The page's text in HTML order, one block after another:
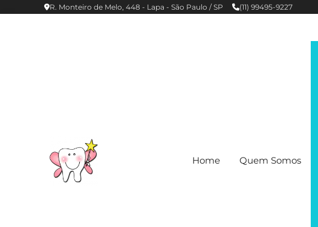
R. Monteiro de Melo, 448 - Lapa - São Paulo / SP (11) 99495-9227
Home Quem Somos